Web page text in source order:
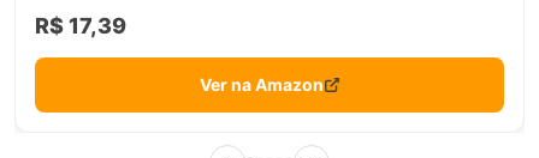
R$ 17,39
Ver na Amazon